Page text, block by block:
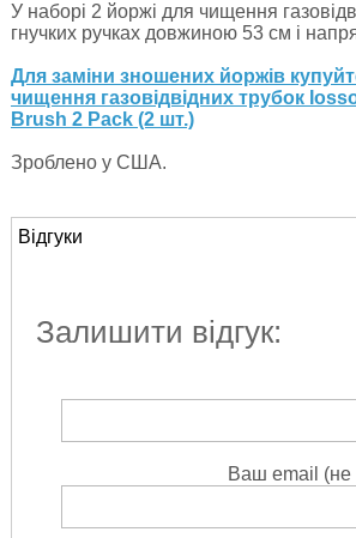
У наборі 2 йоржі для чищення
гнучких ручках довжиною 53 см і
Для заміни зношених йоржів
чищення газовідвідних трубок
Brush 2 Pack (2 шт.)
Зроблено у США.
Відгуки
Залишити відгук:
Ваш email (не